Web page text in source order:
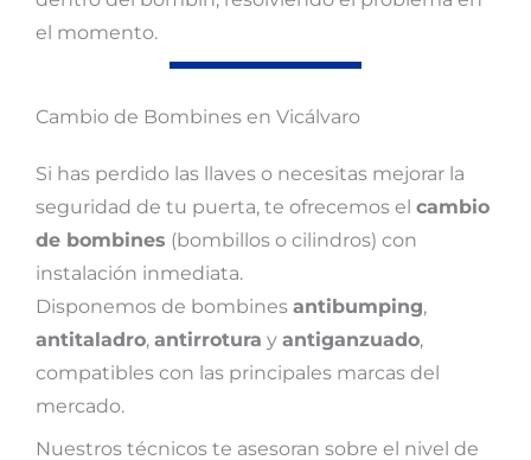
el momento.
Cambio de Bombines en Vicálvaro
Si has perdido las llaves o necesitas mejorar la
seguridad de tu puerta, te ofrecemos el cambio
de bombines (bombillos o cilindros) con
instalación inmediata.
Disponemos de bombines antibumping,
antitaladro, antirrotura y antiganzuado,
compatibles con las principales marcas del
mercado.
Nuestros técnicos te asesoran sobre el nivel de